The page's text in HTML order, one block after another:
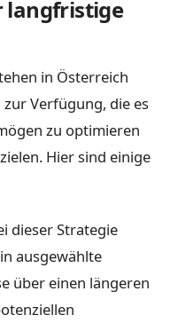
langfristige
in Österreich
Verfügung, die es
zu optimieren
Hier sind einige
dieser Strategie
ausgewählte
über einen längeren